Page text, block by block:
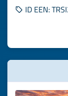
ID EEN: